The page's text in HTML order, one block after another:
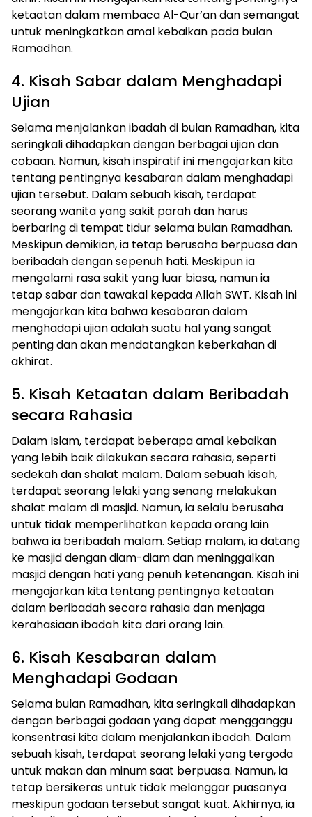
ketaatan dalam membaca Al-Qur’an dan semangat
untuk meningkatkan amal kebaikan pada bulan
Ramadhan.
4. Kisah Sabar dalam Menghadapi
Ujian
Selama menjalankan ibadah di bulan Ramadhan, kita
seringkali dihadapkan dengan berbagai ujian dan
cobaan. Namun, kisah inspiratif ini mengajarkan kita
tentang pentingnya kesabaran dalam menghadapi
ujian tersebut. Dalam sebuah kisah, terdapat
seorang wanita yang sakit parah dan harus
berbaring di tempat tidur selama bulan Ramadhan.
Meskipun demikian, ia tetap berusaha berpuasa dan
beribadah dengan sepenuh hati. Meskipun ia
mengalami rasa sakit yang luar biasa, namun ia
tetap sabar dan tawakal kepada Allah SWT. Kisah ini
mengajarkan kita bahwa kesabaran dalam
menghadapi ujian adalah suatu hal yang sangat
penting dan akan mendatangkan keberkahan di
akhirat.
5. Kisah Ketaatan dalam Beribadah
secara Rahasia
Dalam Islam, terdapat beberapa amal kebaikan
yang lebih baik dilakukan secara rahasia, seperti
sedekah dan shalat malam. Dalam sebuah kisah,
terdapat seorang lelaki yang senang melakukan
shalat malam di masjid. Namun, ia selalu berusaha
untuk tidak memperlihatkan kepada orang lain
bahwa ia beribadah malam. Setiap malam, ia datang
ke masjid dengan diam-diam dan meninggalkan
masjid dengan hati yang penuh ketenangan. Kisah ini
mengajarkan kita tentang pentingnya ketaatan
dalam beribadah secara rahasia dan menjaga
kerahasiaan ibadah kita dari orang lain.
6. Kisah Kesabaran dalam
Menghadapi Godaan
Selama bulan Ramadhan, kita seringkali dihadapkan
dengan berbagai godaan yang dapat mengganggu
konsentrasi kita dalam menjalankan ibadah. Dalam
sebuah kisah, terdapat seorang lelaki yang tergoda
untuk makan dan minum saat berpuasa. Namun, ia
tetap bersikeras untuk tidak melanggar puasanya
meskipun godaan tersebut sangat kuat. Akhirnya, ia